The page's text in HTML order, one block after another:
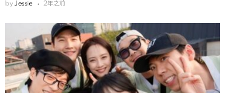
by Jessie 2年之前